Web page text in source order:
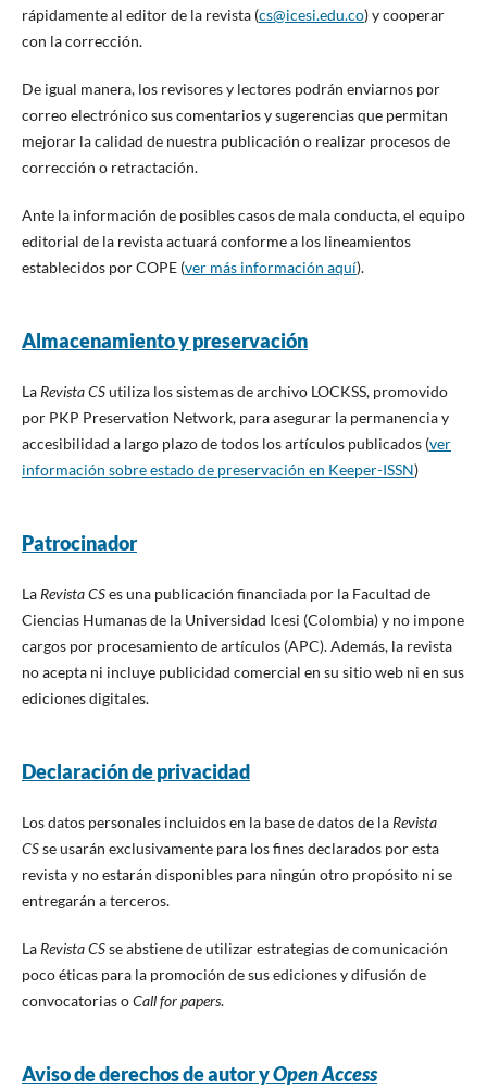
rápidamente al editor de la revista (cs@icesi.edu.co) y cooperar
con la corrección.
De igual manera, los revisores y lectores podrán enviarnos por
correo electrónico sus comentarios y sugerencias que permitan
mejorar la calidad de nuestra publicación o realizar procesos de
corrección o retractación.
Ante la información de posibles casos de mala conducta, el equipo
editorial de la revista actuará conforme a los lineamientos
establecidos por COPE (ver más información aquí).
Almacenamiento y preservación
La Revista CSutiliza los sistemas de archivo LOCKSS, promovido
por PKP Preservation Network, para asegurar la permanencia y
accesibilidad a largo plazo de todos los artículos publicados (ver
información sobre estado de preservación en Keeper-ISSN)
Patrocinador
La Revista CSes una publicación financiada por la Facultad de
Ciencias Humanas de la Universidad Icesi (Colombia) y no impone
cargos por procesamiento de artículos (APC). Además, la revista
no acepta ni incluye publicidad comercial en su sitio web ni en sus
ediciones digitales.
Declaración de privacidad
Los datos personales incluidos en la base de datos de la Revista
CSse usarán exclusivamente para los fines declarados por esta
revista y no estarán disponibles para ningún otro propósito ni se
entregarán a terceros.
La Revista CSse abstiene de utilizar estrategias de comunicación
poco éticas para la promoción de sus ediciones y difusión de
convocatorias oCall for papers.
Aviso de derechos de autor yOpen Access